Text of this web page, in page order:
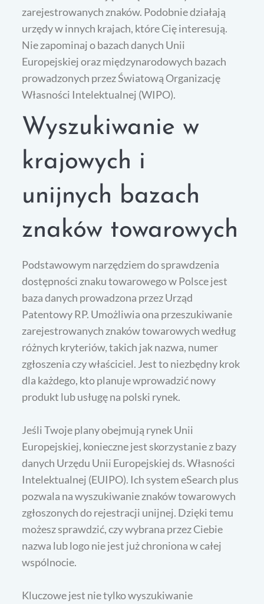
zarejestrowanych znaków. Podobnie działają
urzędy w innych krajach, które Cię interesują.
Nie zapominaj o bazach danych Unii
Europejskiej oraz międzynarodowych bazach
prowadzonych przez Światową Organizację
Własności Intelektualnej (WIPO).
Wyszukiwanie w
krajowych i
unijnych bazach
znaków towarowych
Podstawowym narzędziem do sprawdzenia
dostępności znaku towarowego w Polsce jest
baza danych prowadzona przez Urząd
Patentowy RP. Umożliwia ona przeszukiwanie
zarejestrowanych znaków towarowych według
różnych kryteriów, takich jak nazwa, numer
zgłoszenia czy właściciel. Jest to niezbędny krok
dla każdego, kto planuje wprowadzić nowy
produkt lub usługę na polski rynek.
Jeśli Twoje plany obejmują rynek Unii
Europejskiej, konieczne jest skorzystanie z bazy
danych Urzędu Unii Europejskiej ds. Własności
Intelektualnej (EUIPO). Ich system eSearch plus
pozwala na wyszukiwanie znaków towarowych
zgłoszonych do rejestracji unijnej. Dzięki temu
możesz sprawdzić, czy wybrana przez Ciebie
nazwa lub logo nie jest już chroniona w całej
wspólnocie.
Kluczowe jest nie tylko wyszukiwanie